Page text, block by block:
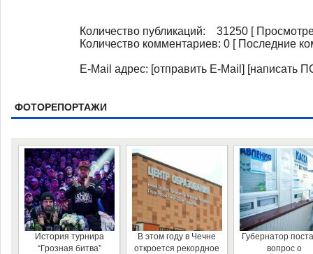
Количество публикаций: 31250 [
Количество комментариев: 0 [ Последние
E-Mail адрес: [отправить E-Mail] [написать
ФОТОРЕПОРТАЖИ
История турнира
“Грозная битва”
В этом году в Чечне
откроется рекордное
Губернатор
вопрос о